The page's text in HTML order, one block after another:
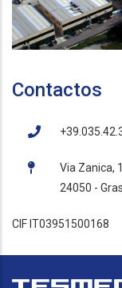
Contactos
Via Zanica,
24050 -
CIF IT03951500168